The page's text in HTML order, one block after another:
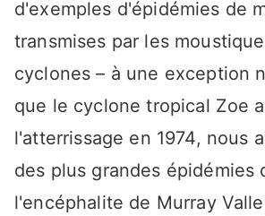
d'exemples d'épidémies de
transmises par les
cyclones – à une exception
que le cyclone tropical Zoe
l'atterrissage en 1974, nous
des plus grandes épidémies
l'encéphalite de Murray